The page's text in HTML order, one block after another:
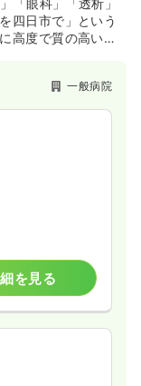
四日市で」という
高度で質の高い医
一般病院
を見る